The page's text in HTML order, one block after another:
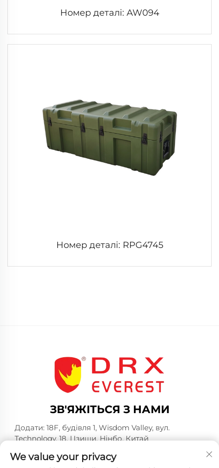
Номер деталі: AW094
Номер деталі: RPG4745
ЗВ'ЯЖІТЬСЯ З НАМИ
Додати: 18F, будівля 1, Wisdom Valley, вул.
Technology, 18, Цзиши, Нінбо, Китай
Телефон:+86-574-23660321
We value your privacy